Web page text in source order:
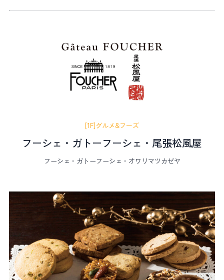
[1F]グルメ&フーズ
フーシェ・ガトーフーシェ・尾張松風屋
フーシェ・ガトーフーシェ・オワリマツカゼヤ